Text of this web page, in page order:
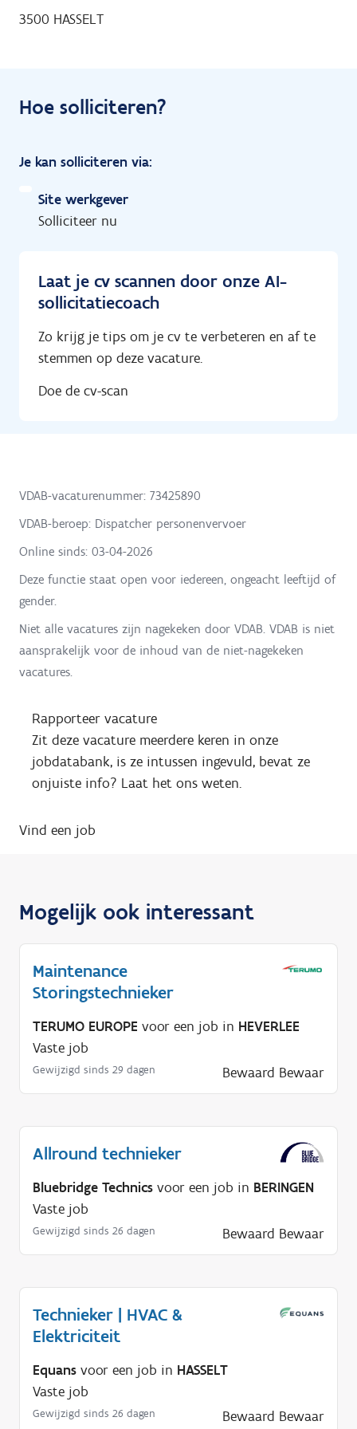
3500 HASSELT
Hoe solliciteren?
Je kan solliciteren via:
Site werkgever
Solliciteer nu
Laat je cv scannen door onze AI-
sollicitatiecoach
Zo krijg je tips om je cv te verbeteren en af te
stemmen op deze vacature.
Doe de cv-scan
VDAB-vacaturenummer: 73425890
VDAB-beroep: Dispatcher personenvervoer
Online sinds: 03-04-2026
Deze functie staat open voor iedereen, ongeacht leeftijd of
gender.
Niet alle vacatures zijn nagekeken door VDAB. VDAB is niet
aansprakelijk voor de inhoud van de niet-nagekeken
vacatures.
Rapporteer vacature
Zit deze vacature meerdere keren in onze
jobdatabank, is ze intussen ingevuld, bevat ze
onjuiste info? Laat het ons weten.
Vind een job
Mogelijk ook interessant
Maintenance
Storingstechnieker
TERUMO EUROPE voor een job in HEVERLEE
Vaste job
Gewijzigd sinds 29 dagen Bewaard Bewaar
Allround technieker
Bluebridge Technics voor een job in BERINGEN
Vaste job
Gewijzigd sinds 26 dagen Bewaard Bewaar
Technieker | HVAC &
Elektriciteit
Equans voor een job in HASSELT
Vaste job
Gewijzigd sinds 26 dagen Bewaard Bewaar